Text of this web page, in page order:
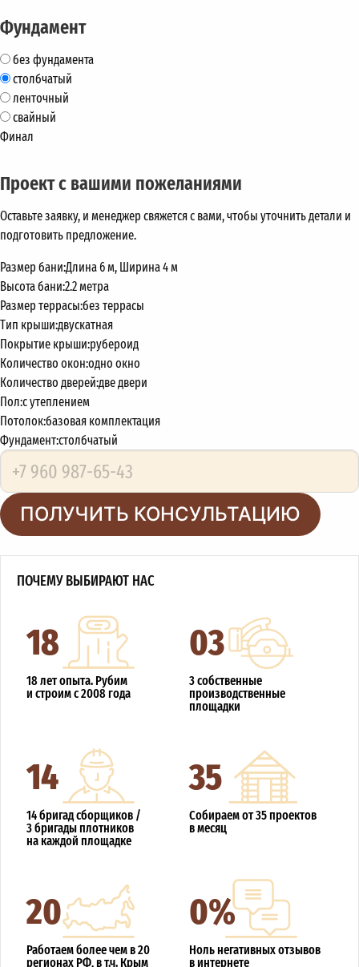
Фундамент
без фундамента
столбчатый
ленточный
свайный
Финал
Проект с вашими пожеланиями
Оставьте заявку, и менеджер свяжется с вами, чтобы уточнить детали и
подготовить предложение.
Размер бани:Длина 6 м, Ширина 4 м
Высота бани:2.2 метра
Размер террасы:без террасы
Тип крыши:двускатная
Покрытие крыши:рубероид
Количество окон:одно окно
Количество дверей:две двери
Пол:с утеплением
Потолок:базовая комплектация
Фундамент:столбчатый
ПОЛУЧИТЬ КОНСУЛЬТАЦИЮ
ПОЧЕМУ ВЫБИРАЮТ НАС
18
18 лет опыта. Рубим
и строим с 2008 года
03
3 собственные
производственные
площадки
14
14 бригад сборщиков /
3 бригады плотников
на каждой площадке
35
Собираем от 35 проектов
в месяц
20
Работаем более чем в 20
регионах РФ, в т.ч. Крым
0%
Ноль негативных отзывов
в интернете